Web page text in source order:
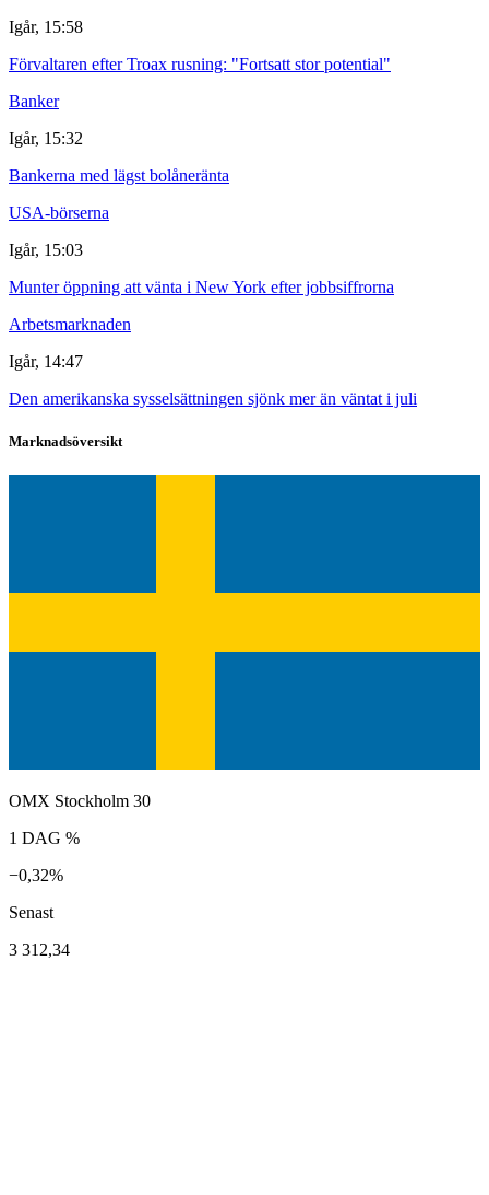
Igår, 15:58
Förvaltaren efter Troax rusning: "Fortsatt stor potential"
Banker
Igår, 15:32
Bankerna med lägst bolåneränta
USA-börserna
Igår, 15:03
Munter öppning att vänta i New York efter jobbsiffrorna
Arbetsmarknaden
Igår, 14:47
Den amerikanska sysselsättningen sjönk mer än väntat i juli
Marknadsöversikt
OMX Stockholm 30
1 DAG %
−0,32%
Senast
3 312,34